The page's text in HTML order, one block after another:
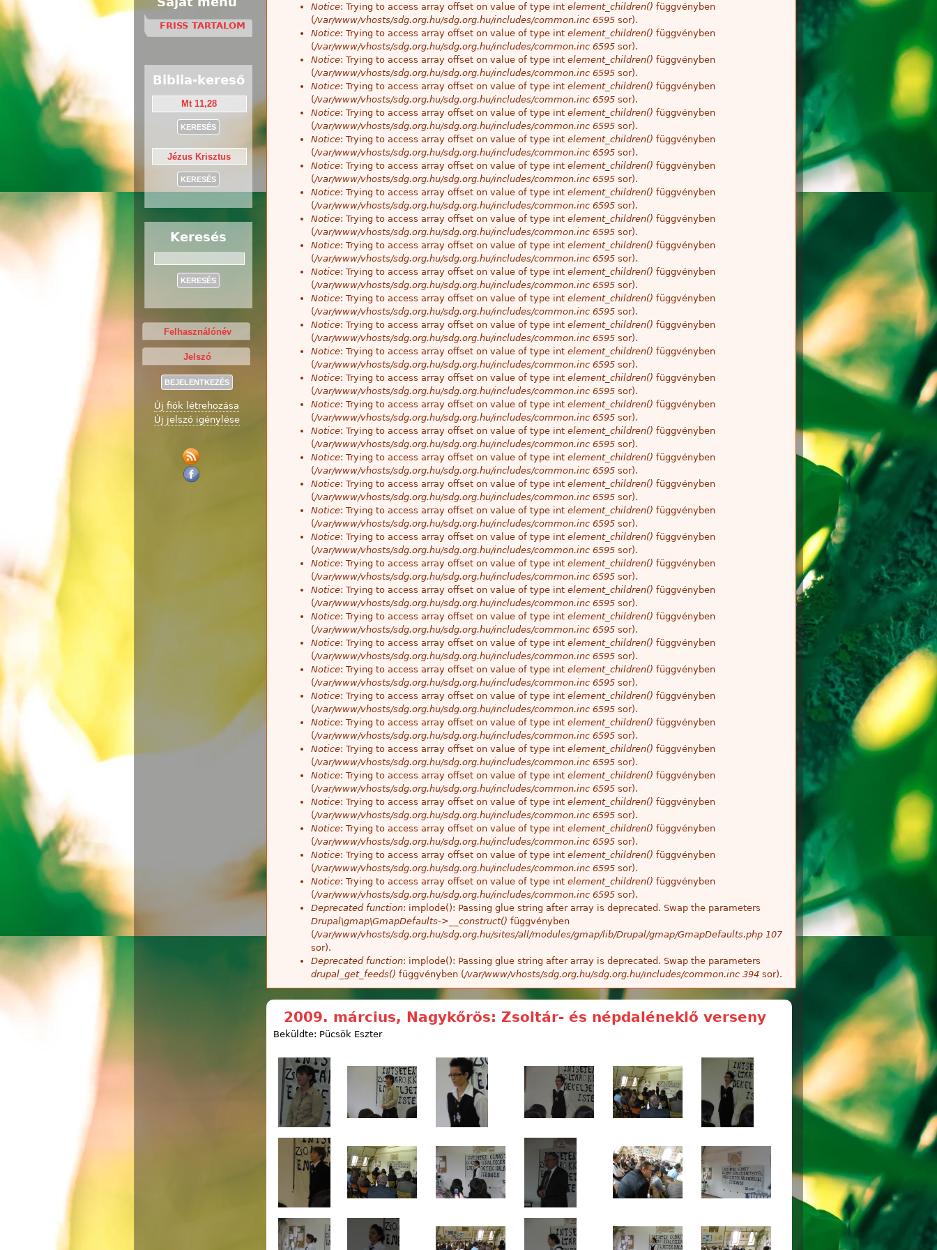
Notice: Trying to access array offset on value of type int element_children() függvényben
(/var/www/vhosts/sdg.org.hu/sdg.org.hu/includes/common.inc 6595 sor).
Notice: Trying to access array offset on value of type int element_children() függvényben
(/var/www/vhosts/sdg.org.hu/sdg.org.hu/includes/common.inc 6595 sor).
Notice: Trying to access array offset on value of type int element_children() függvényben
(/var/www/vhosts/sdg.org.hu/sdg.org.hu/includes/common.inc 6595 sor).
Notice: Trying to access array offset on value of type int element_children() függvényben
(/var/www/vhosts/sdg.org.hu/sdg.org.hu/includes/common.inc 6595 sor).
Notice: Trying to access array offset on value of type int element_children() függvényben
(/var/www/vhosts/sdg.org.hu/sdg.org.hu/includes/common.inc 6595 sor).
Notice: Trying to access array offset on value of type int element_children() függvényben
(/var/www/vhosts/sdg.org.hu/sdg.org.hu/includes/common.inc 6595 sor).
Notice: Trying to access array offset on value of type int element_children() függvényben
(/var/www/vhosts/sdg.org.hu/sdg.org.hu/includes/common.inc 6595 sor).
Notice: Trying to access array offset on value of type int element_children() függvényben
(/var/www/vhosts/sdg.org.hu/sdg.org.hu/includes/common.inc 6595 sor).
Notice: Trying to access array offset on value of type int element_children() függvényben
(/var/www/vhosts/sdg.org.hu/sdg.org.hu/includes/common.inc 6595 sor).
Notice: Trying to access array offset on value of type int element_children() függvényben
(/var/www/vhosts/sdg.org.hu/sdg.org.hu/includes/common.inc 6595 sor).
Notice: Trying to access array offset on value of type int element_children() függvényben
(/var/www/vhosts/sdg.org.hu/sdg.org.hu/includes/common.inc 6595 sor).
Notice: Trying to access array offset on value of type int element_children() függvényben
(/var/www/vhosts/sdg.org.hu/sdg.org.hu/includes/common.inc 6595 sor).
Notice: Trying to access array offset on value of type int element_children() függvényben
(/var/www/vhosts/sdg.org.hu/sdg.org.hu/includes/common.inc 6595 sor).
Notice: Trying to access array offset on value of type int element_children() függvényben
(/var/www/vhosts/sdg.org.hu/sdg.org.hu/includes/common.inc 6595 sor).
Notice: Trying to access array offset on value of type int element_children() függvényben
(/var/www/vhosts/sdg.org.hu/sdg.org.hu/includes/common.inc 6595 sor).
Notice: Trying to access array offset on value of type int element_children() függvényben
(/var/www/vhosts/sdg.org.hu/sdg.org.hu/includes/common.inc 6595 sor).
Notice: Trying to access array offset on value of type int element_children() függvényben
(/var/www/vhosts/sdg.org.hu/sdg.org.hu/includes/common.inc 6595 sor).
Notice: Trying to access array offset on value of type int element_children() függvényben
(/var/www/vhosts/sdg.org.hu/sdg.org.hu/includes/common.inc 6595 sor).
Notice: Trying to access array offset on value of type int element_children() függvényben
(/var/www/vhosts/sdg.org.hu/sdg.org.hu/includes/common.inc 6595 sor).
Notice: Trying to access array offset on value of type int element_children() függvényben
(/var/www/vhosts/sdg.org.hu/sdg.org.hu/includes/common.inc 6595 sor).
Notice: Trying to access array offset on value of type int element_children() függvényben
(/var/www/vhosts/sdg.org.hu/sdg.org.hu/includes/common.inc 6595 sor).
Notice: Trying to access array offset on value of type int element_children() függvényben
(/var/www/vhosts/sdg.org.hu/sdg.org.hu/includes/common.inc 6595 sor).
Notice: Trying to access array offset on value of type int element_children() függvényben
(/var/www/vhosts/sdg.org.hu/sdg.org.hu/includes/common.inc 6595 sor).
Notice: Trying to access array offset on value of type int element_children() függvényben
(/var/www/vhosts/sdg.org.hu/sdg.org.hu/includes/common.inc 6595 sor).
Notice: Trying to access array offset on value of type int element_children() függvényben
(/var/www/vhosts/sdg.org.hu/sdg.org.hu/includes/common.inc 6595 sor).
Notice: Trying to access array offset on value of type int element_children() függvényben
(/var/www/vhosts/sdg.org.hu/sdg.org.hu/includes/common.inc 6595 sor).
Notice: Trying to access array offset on value of type int element_children() függvényben
(/var/www/vhosts/sdg.org.hu/sdg.org.hu/includes/common.inc 6595 sor).
Notice: Trying to access array offset on value of type int element_children() függvényben
(/var/www/vhosts/sdg.org.hu/sdg.org.hu/includes/common.inc 6595 sor).
Notice: Trying to access array offset on value of type int element_children() függvényben
(/var/www/vhosts/sdg.org.hu/sdg.org.hu/includes/common.inc 6595 sor).
Notice: Trying to access array offset on value of type int element_children() függvényben
(/var/www/vhosts/sdg.org.hu/sdg.org.hu/includes/common.inc 6595 sor).
Notice: Trying to access array offset on value of type int element_children() függvényben
(/var/www/vhosts/sdg.org.hu/sdg.org.hu/includes/common.inc 6595 sor).
Notice: Trying to access array offset on value of type int element_children() függvényben
(/var/www/vhosts/sdg.org.hu/sdg.org.hu/includes/common.inc 6595 sor).
Notice: Trying to access array offset on value of type int element_children() függvényben
(/var/www/vhosts/sdg.org.hu/sdg.org.hu/includes/common.inc 6595 sor).
Notice: Trying to access array offset on value of type int element_children() függvényben
(/var/www/vhosts/sdg.org.hu/sdg.org.hu/includes/common.inc 6595 sor).
Deprecated function: implode(): Passing glue string after array is deprecated. Swap the parameters
Drupal\gmap\GmapDefaults->__construct() függvényben
(/var/www/vhosts/sdg.org.hu/sdg.org.hu/sites/all/modules/gmap/lib/Drupal/gmap/GmapDefaults.php 107
sor).
Deprecated function: implode(): Passing glue string after array is deprecated. Swap the parameters
drupal_get_feeds() függvényben (/var/www/vhosts/sdg.org.hu/sdg.org.hu/includes/common.inc 394 sor).
2009. március, Nagykőrös: Zsoltár- és népdaléneklő verseny
Beküldte: Pücsök Eszter
FRISS TARTALOM
Biblia-kereső
Keresés
Új fiók létrehozása
Új jelszó igénylése